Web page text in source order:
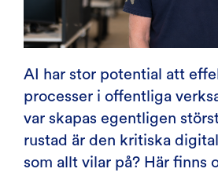
AI har stor potential att
processer i offentliga
var skapas egentligen
rustad är den kritiska
som allt vilar på? Här finns